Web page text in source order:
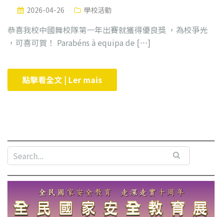
2026-04-26 學校活動
恭喜我校中國舞校隊第一年出賽就獲得優良獎 ，為校爭光
，可喜可賀！ Parabéns à equipa de […]
點擊看全文 | Ler mais